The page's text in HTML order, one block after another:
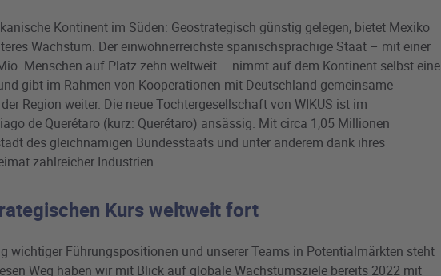
Kontinent im Süden: Geostrategisch günstig gelegen, bietet Mexiko
Wachstum. Der einwohnerreichste spanischsprachige Staat – mit einer
Menschen auf Platz zehn weltweit – nimmt auf dem Kontinent selbst eine
gibt im Rahmen von Kooperationen mit Deutschland gemeinsame
Region weiter. Die neue Tochtergesellschaft von WIKUS ist im
de Querétaro (kurz: Querétaro) ansässig. Mit circa 1,05 Millionen
des gleichnamigen Bundesstaats und unter anderem dank ihres
zahlreicher Industrien.
Kurs weltweit fort
wichtiger Führungspositionen und unserer Teams in Potentialmärkten steht
Weg haben wir mit Blick auf globale Wachstumsziele bereits 2022 mit